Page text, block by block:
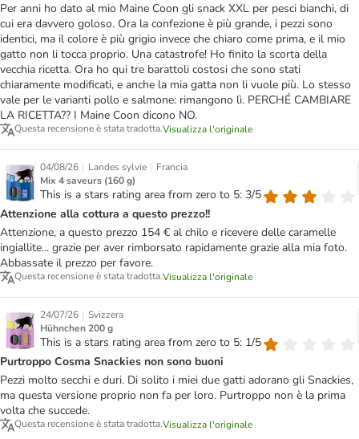
Per anni ho dato al mio Maine Coon gli snack XXL per pesci bianchi, di
cui era davvero goloso. Ora la confezione è più grande, i pezzi sono
identici, ma il colore è più grigio invece che chiaro come prima, e il mio
gatto non li tocca proprio. Una catastrofe! Ho finito la scorta della
vecchia ricetta. Ora ho qui tre barattoli costosi che sono stati
chiaramente modificati, e anche la mia gatta non li vuole più. Lo stesso
vale per le varianti pollo e salmone: rimangono lì. PERCHÉ CAMBIARE
LA RICETTA?? I Maine Coon dicono NO.
Questa recensione è stata tradotta.Visualizza l'originale
04/08/26 | Landes sylvie | Francia
Mix 4 saveurs (160 g)
This is a stars rating area from zero to 5: 3/5
Attenzione alla cottura a questo prezzo!!
Attenzione, a questo prezzo 154 € al chilo e ricevere delle caramelle
ingiallite... grazie per aver rimborsato rapidamente grazie alla mia foto.
Abbassate il prezzo per favore.
Questa recensione è stata tradotta.Visualizza l'originale
24/07/26 | Svizzera
Hühnchen 200 g
This is a stars rating area from zero to 5: 1/5
Purtroppo Cosma Snackies non sono buoni
Pezzi molto secchi e duri. Di solito i miei due gatti adorano gli Snackies,
ma questa versione proprio non fa per loro. Purtroppo non è la prima
volta che succede.
Questa recensione è stata tradotta.Visualizza l'originale